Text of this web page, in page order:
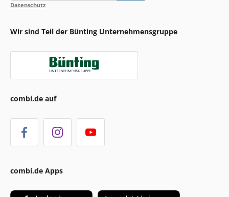
Datenschutz
Wir sind Teil der Bünting Unternehmensgruppe
combi.de auf
combi.de Apps